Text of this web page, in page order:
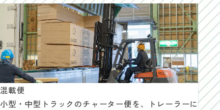
混載便
小型・中型トラックのチャーター便を、トレーラーに